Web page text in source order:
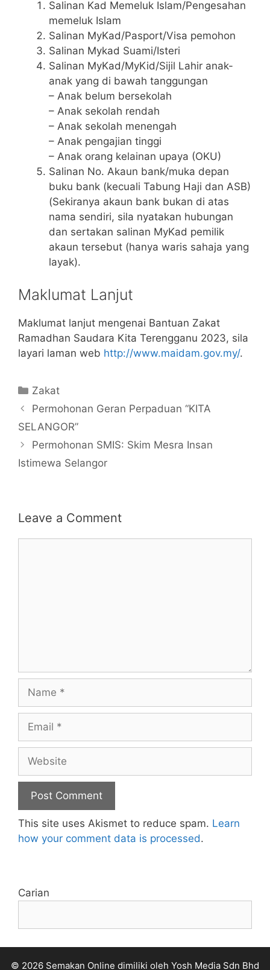
Salinan Kad Memeluk Islam/Pengesahan
memeluk Islam
Salinan MyKad/Pasport/Visa pemohon
Salinan Mykad Suami/Isteri
Salinan MyKad/MyKid/Sijil Lahir anak-
anak yang di bawah tanggungan
– Anak belum bersekolah
– Anak sekolah rendah
– Anak sekolah menengah
– Anak pengajian tinggi
– Anak orang kelainan upaya (OKU)
Salinan No. Akaun bank/muka depan
buku bank (kecuali Tabung Haji dan ASB)
(Sekiranya akaun bank bukan di atas
nama sendiri, sila nyatakan hubungan
dan sertakan salinan MyKad pemilik
akaun tersebut (hanya waris sahaja yang
layak).
Maklumat Lanjut
Maklumat lanjut mengenai Bantuan Zakat
Ramadhan Saudara Kita Terengganu 2023, sila
layari laman web http://www.maidam.gov.my/.
Categories
Zakat
Permohonan Geran Perpaduan “KITA
SELANGOR”
Permohonan SMIS: Skim Mesra Insan
Istimewa Selangor
Leave a Comment
This site uses Akismet to reduce spam. Learn
how your comment data is processed.
Carian
© 2026 Semakan Online dimiliki oleh Yosh Media Sdn Bhd